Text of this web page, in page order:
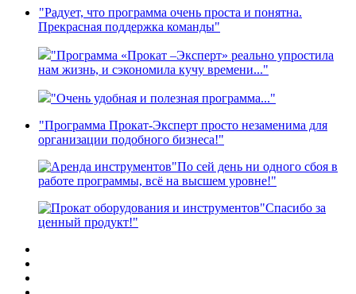
"Радует, что программа очень проста и понятна.
Прекрасная поддержка команды"
"Программа «Прокат –Эксперт» реально упростила
нам жизнь, и сэкономила кучу времени..."
"Очень удобная и полезная программа..."
"Программа Прокат-Эксперт просто незаменима для
организации подобного бизнеса!"
"По сей день ни одного сбоя в
работе программы, всё на высшем уровне!"
"Спасибо за
ценный продукт!"